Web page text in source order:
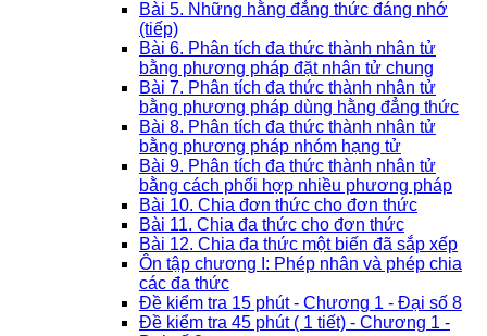
Bài 5. Những hằng đẳng thức đáng nhớ
(tiếp)
Bài 6. Phân tích đa thức thành nhân tử
bằng phương pháp đặt nhân tử chung
Bài 7. Phân tích đa thức thành nhân tử
bằng phương pháp dùng hằng đẳng thức
Bài 8. Phân tích đa thức thành nhân tử
bằng phương pháp nhóm hạng tử
Bài 9. Phân tích đa thức thành nhân tử
bằng cách phối hợp nhiều phương pháp
Bài 10. Chia đơn thức cho đơn thức
Bài 11. Chia đa thức cho đơn thức
Bài 12. Chia đa thức một biến đã sắp xếp
Ôn tập chương I: Phép nhân và phép chia
các đa thức
Đề kiểm tra 15 phút - Chương 1 - Đại số 8
Đề kiểm tra 45 phút ( 1 tiết) - Chương 1 -